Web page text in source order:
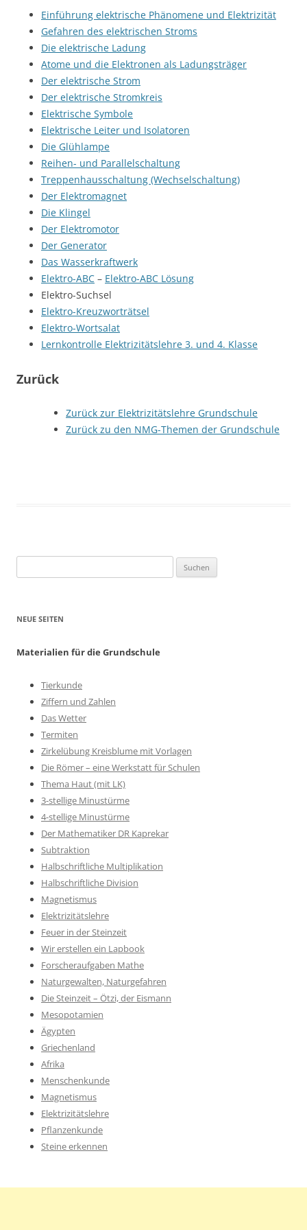
Einführung elektrische Phänomene und Elektrizität
Gefahren des elektrischen Stroms
Die elektrische Ladung
Atome und die Elektronen als Ladungsträger
Der elektrische Strom
Der elektrische Stromkreis
Elektrische Symbole
Elektrische Leiter und Isolatoren
Die Glühlampe
Reihen- und Parallelschaltung
Treppenhausschaltung (Wechselschaltung)
Der Elektromagnet
Die Klingel
Der Elektromotor
Der Generator
Das Wasserkraftwerk
Elektro-ABC – Elektro-ABC Lösung
Elektro-Suchsel
Elektro-Kreuzworträtsel
Elektro-Wortsalat
Lernkontrolle Elektrizitätslehre 3. und 4. Klasse
Zurück
Zurück zur Elektrizitätslehre Grundschule
Zurück zu den NMG-Themen der Grundschule
nach:
NEUE SEITEN
Materialien für die Grundschule
Tierkunde
Ziffern und Zahlen
Das Wetter
Termiten
Zirkelübung Kreisblume mit Vorlagen
Die Römer – eine Werkstatt für Schulen
Thema Haut (mit LK)
3-stellige Minustürme
4-stellige Minustürme
Der Mathematiker DR Kaprekar
Subtraktion
Halbschriftliche Multiplikation
Halbschriftliche Division
Magnetismus
Elektrizitätslehre
Feuer in der Steinzeit
Wir erstellen ein Lapbook
Forscheraufgaben Mathe
Naturgewalten, Naturgefahren
Die Steinzeit – Ötzi, der Eismann
Mesopotamien
Ägypten
Griechenland
Afrika
Menschenkunde
Magnetismus
Elektrizitätslehre
Pflanzenkunde
Steine erkennen